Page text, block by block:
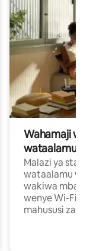
Wahamaji
wataalamu
Malazi ya
wataalamu
wakiwa mbali
wenye Wi-Fi
mahususi za